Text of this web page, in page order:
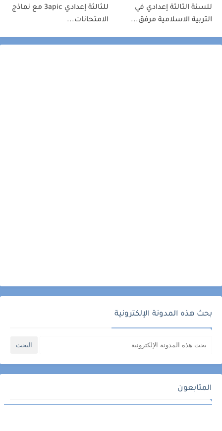
للسنة الثالثة إعدادي في
التربية الاسلامية مرفق...
للثالثة إعدادي 3apic مع نماذج
الامتحانات...
بحث هذه المدونة الإلكترونية
المتابعون